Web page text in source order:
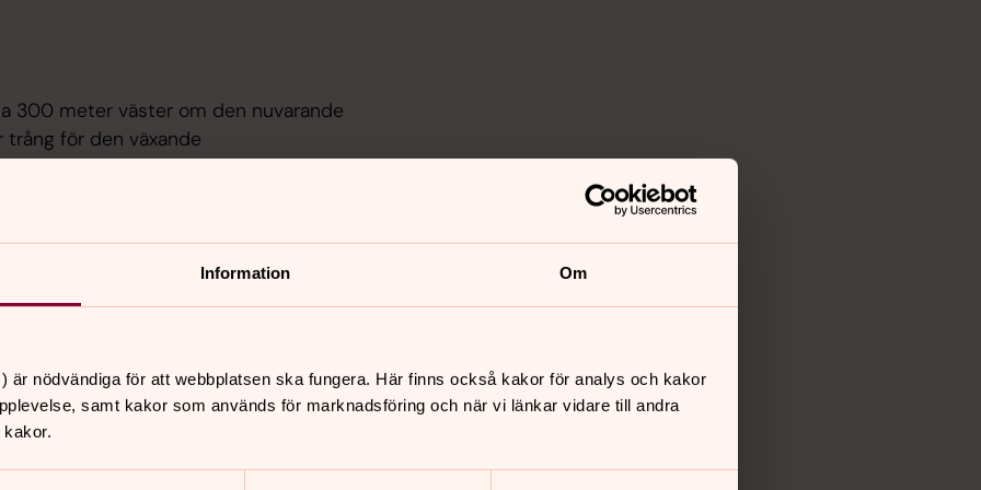
Information Om
är nödvändiga för att webbplatsen ska fungera. Här finns också kakor för analys och kakor
samt kakor som används för marknadsföring och när vi länkar vidare till andra
300 meter väster om den nuvarande
för den växande
utdömd vid en visitaion av biskop
tid innan bygget av en ny och
ritningar av
år 1851 satte arbetet igång. Redan
inredning ännu inte var färdig. Den
hade den gamla kyrkan redan rivits
ett fåtal inventarier bevarades till den
relativt väl. I exteriören